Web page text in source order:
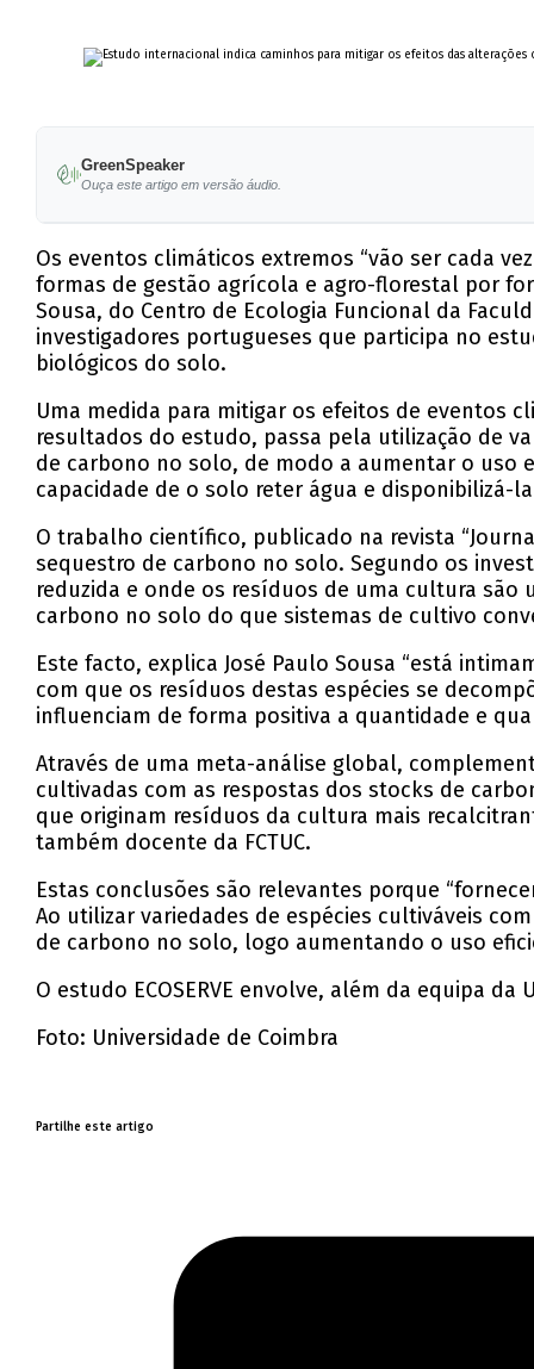
GreenSpeaker
Ouça este artigo em versão áudio.
Os eventos climáticos extremos “vão ser cada
formas de gestão agrícola e agro-florestal por
Sousa, do Centro de Ecologia Funcional da
investigadores portugueses que participa no
biológicos do solo.
Uma medida para mitigar os efeitos de eventos
resultados do estudo, passa pela utilização de
de carbono no solo, de modo a aumentar o uso
capacidade de o solo reter água e disponibilizá-
O trabalho científico, publicado na revista
sequestro de carbono no solo. Segundo os
reduzida e onde os resíduos de uma cultura
carbono no solo do que sistemas de cultivo
Este facto, explica José Paulo Sousa “está
com que os resíduos destas espécies se
influenciam de forma positiva a quantidade e
Através de uma meta-análise global,
cultivadas com as respostas dos stocks de
que originam resíduos da cultura mais
também docente da FCTUC.
Estas conclusões são relevantes porque
Ao utilizar variedades de espécies cultiváveis
de carbono no solo, logo aumentando o uso
O estudo ECOSERVE envolve, além da equipa
Foto: Universidade de Coimbra
Partilhe este artigo